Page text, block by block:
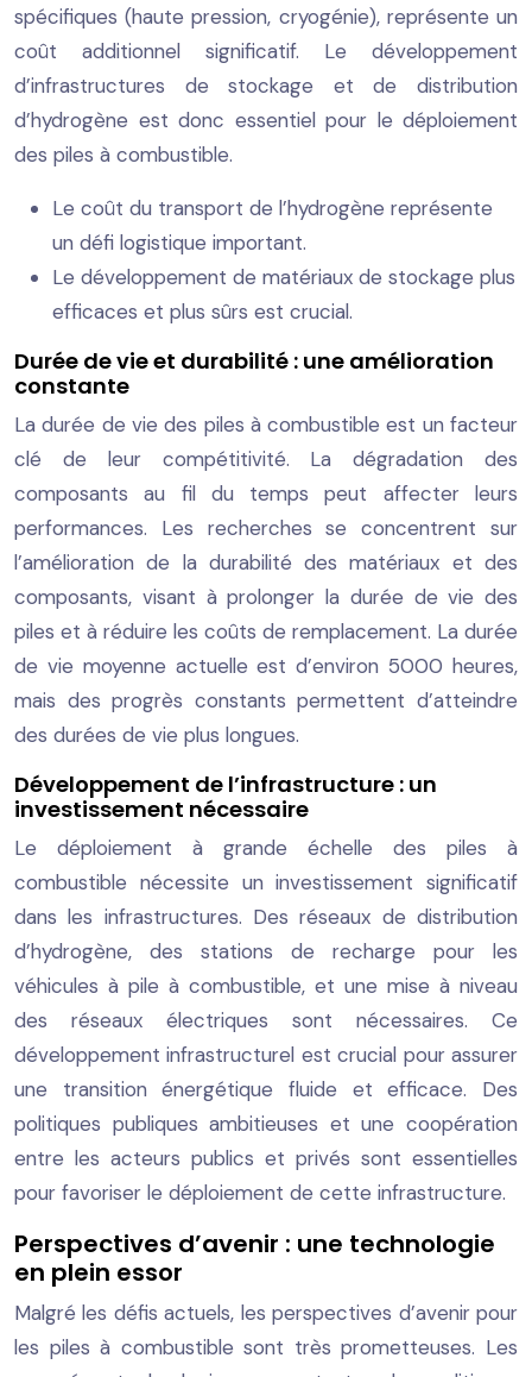
spécifiques (haute pression, cryogénie), représente un
coût additionnel significatif. Le développement
d’infrastructures de stockage et de distribution
d’hydrogène est donc essentiel pour le déploiement
des piles à combustible.
Le coût du transport de l’hydrogène représente
un défi logistique important.
Le développement de matériaux de stockage plus
efficaces et plus sûrs est crucial.
Durée de vie et durabilité : une amélioration
constante
La durée de vie des piles à combustible est un facteur
clé de leur compétitivité. La dégradation des
composants au fil du temps peut affecter leurs
performances. Les recherches se concentrent sur
l’amélioration de la durabilité des matériaux et des
composants, visant à prolonger la durée de vie des
piles et à réduire les coûts de remplacement. La durée
de vie moyenne actuelle est d’environ 5000 heures,
mais des progrès constants permettent d’atteindre
des durées de vie plus longues.
Développement de l’infrastructure : un
investissement nécessaire
Le déploiement à grande échelle des piles à
combustible nécessite un investissement significatif
dans les infrastructures. Des réseaux de distribution
d’hydrogène, des stations de recharge pour les
véhicules à pile à combustible, et une mise à niveau
des réseaux électriques sont nécessaires. Ce
développement infrastructurel est crucial pour assurer
une transition énergétique fluide et efficace. Des
politiques publiques ambitieuses et une coopération
entre les acteurs publics et privés sont essentielles
pour favoriser le déploiement de cette infrastructure.
Perspectives d’avenir : une technologie
en plein essor
Malgré les défis actuels, les perspectives d’avenir pour
les piles à combustible sont très prometteuses. Les